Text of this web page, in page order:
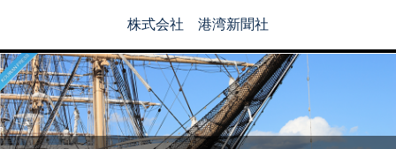
株式会社 港湾新聞社